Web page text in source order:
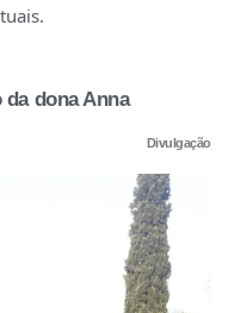
dona Anna
Divulgação